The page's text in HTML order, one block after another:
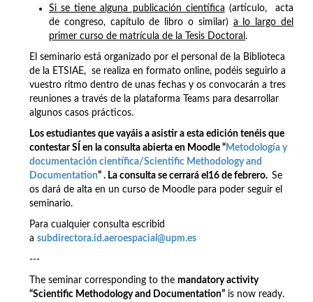
Si se tiene alguna publicación científica (artículo, acta
de congreso, capítulo de libro o similar) a lo largo del
primer curso de matrícula de la Tesis Doctoral .
El seminario está organizado por el personal de la Biblioteca
de la ETSIAE, se realiza en formato online, podéis seguirlo a
vuestro ritmo dentro de unas fechas y os convocarán a tres
reuniones a través de la plataforma Teams para desarrollar
algunos casos prácticos.
Los estudiantes que vayáis a asistir a esta edición tenéis que
contestar SÍ en la consulta abierta en Moodle “Metodología y
documentación científica/Scientific Methodology and
Documentation” . La consulta se cerrará el16 de febrero. Se
os dará de alta en un curso de Moodle para poder seguir el
seminario.
Para cualquier consulta escribid
a subdirectora.id.aeroespacial@upm.es
---
The seminar corresponding to the mandatory activity
“Scientific Methodology and Documentation” is now ready.